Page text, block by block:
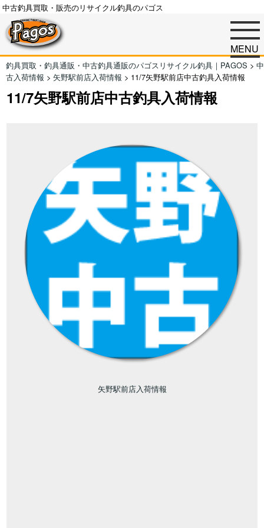
中古釣具買取・販売のリサイクル釣具のパゴス
MENU
釣具買取・釣具通販・中古釣具通販のパゴスリサイクル釣具｜PAGOS > 中
古入荷情報 > 矢野駅前店入荷情報 > 11/7矢野駅前店中古釣具入荷情報
11/7矢野駅前店中古釣具入荷情報
矢野駅前店入荷情報